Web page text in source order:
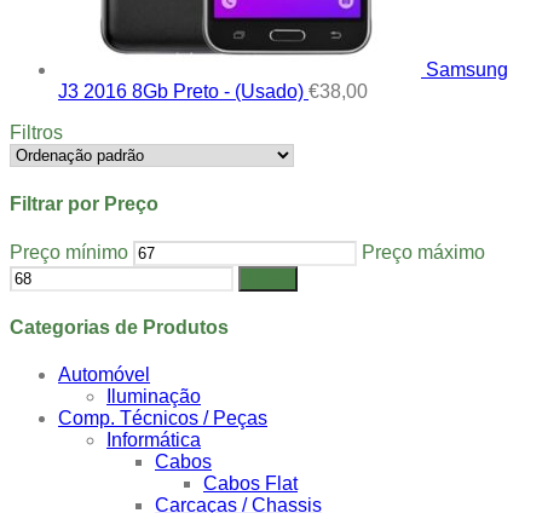
Samsung
J3 2016 8Gb Preto - (Usado) €38,00
Filtros
Filtrar por Preço
Preço mínimo Preço máximo
Categorias de Produtos
Automóvel
Iluminação
Comp. Técnicos / Peças
Informática
Cabos
Cabos Flat
Carcaças / Chassis